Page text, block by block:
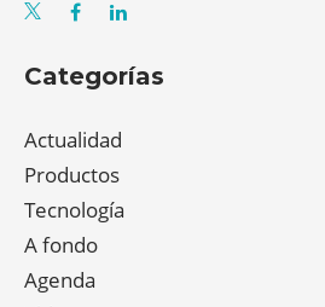
Categorías
Actualidad
Productos
Tecnología
A fondo
Agenda